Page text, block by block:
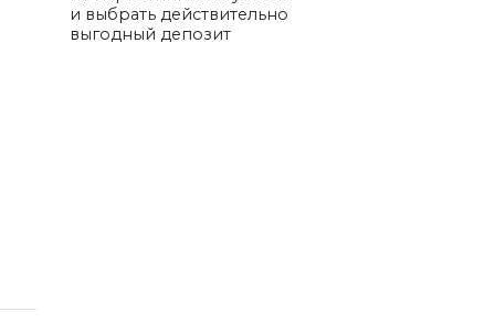
и выбрать действительно
выгодный депозит